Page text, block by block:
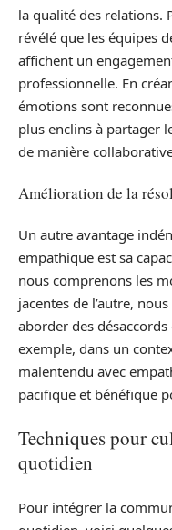
la qualité des relations.
révélé que les équipes
affichent un
professionnelle. En
émotions sont
plus enclins à partager
de manière
Amélioration de la
Un autre avantage
empathique est sa
nous comprenons les
jacentes de l’autre,
aborder des
exemple, dans un
malentendu avec
pacifique et bénéfique
Techniques pour
quotidien
Pour intégrer la